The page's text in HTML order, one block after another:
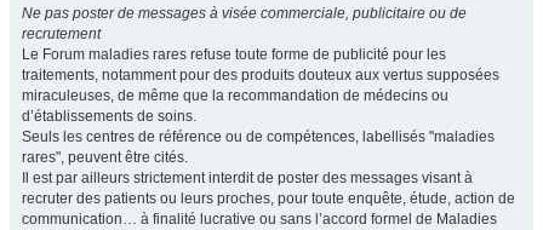
Ne pas poster de messages à visée commerciale, publicitaire ou de
recrutement
Le Forum maladies rares refuse toute forme de publicité pour les
traitements, notamment pour des produits douteux aux vertus supposées
miraculeuses, de même que la recommandation de médecins ou
d’établissements de soins.
Seuls les centres de référence ou de compétences, labellisés "maladies
rares", peuvent être cités.
Il est par ailleurs strictement interdit de poster des messages visant à
recruter des patients ou leurs proches, pour toute enquête, étude, action de
communication… à finalité lucrative ou sans l’accord formel de Maladies